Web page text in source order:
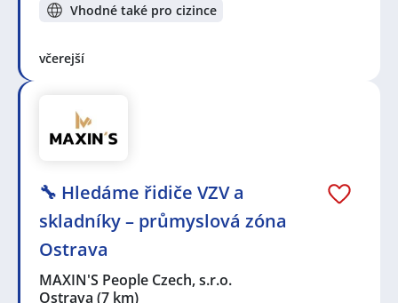
Vhodné také pro cizince
včerejší
🔧 Hledáme řidiče VZV a
skladníky – průmyslová zóna
Ostrava
MAXIN'S People Czech, s.r.o.
Ostrava (7 km)